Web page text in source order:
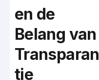
en de
Belang van
Transparan
tie